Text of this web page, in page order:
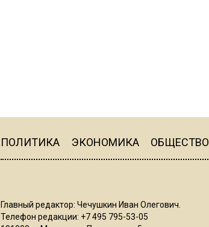
ПОЛИТИКА ЭКОНОМИКА ОБЩЕСТВО
Главный редактор: Чечушкин Иван Олегович.
Телефон редакции: +7 495 795-53-05